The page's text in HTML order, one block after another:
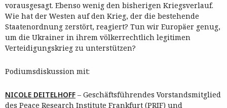
vorausgesagt. Ebenso wenig den bisherigen Kriegsverlauf.
Wie hat der Westen auf den Krieg, der die bestehende
Staatenordnung zerstört, reagiert? Tun wir Europäer genug,
um die Ukrainer in ihrem völkerrechtlich legitimen
Verteidigungskrieg zu unterstützen?
Podiumsdiskussion mit:
NICOLE DEITELHOFF – Geschäftsführendes Vorstandsmitglied
des Peace Research Institute Frankfurt (PRIF) und